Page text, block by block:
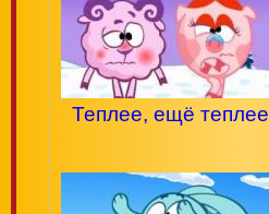
Теплее, ещё теплее